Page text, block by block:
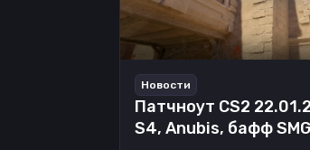
Новости
Патчноут CS2
S4, Anubis, бафф SMG